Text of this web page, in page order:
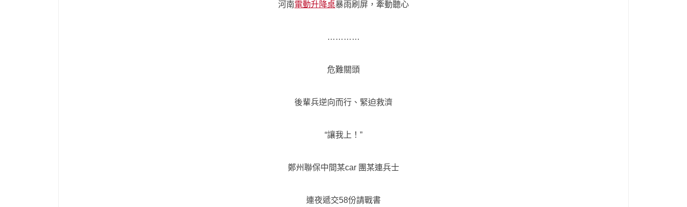
河南電動升降桌暴雨刷屏，牽動聽心
…………
危難關頭
後輩兵逆向而行、緊迫救濟
“讓我上！”
鄭州聯保中間某car 團某連兵士
連夜遞交58份請戰書